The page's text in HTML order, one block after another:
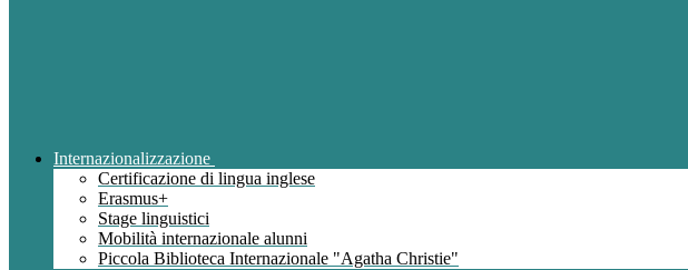
Internazionalizzazione
Certificazione di lingua inglese
Erasmus+
Stage linguistici
Mobilità internazionale alunni
Piccola Biblioteca Internazionale "Agatha Christie"